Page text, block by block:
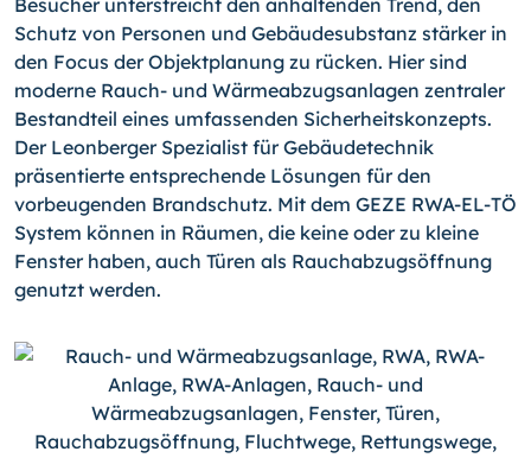
Besucher unterstreicht den anhaltenden Trend, den
Schutz von Personen und Gebäudesubstanz stärker in
den Focus der Objektplanung zu rücken. Hier sind
moderne Rauch- und Wärmeabzugsanlagen zentraler
Bestandteil eines umfassenden Sicherheitskonzepts.
Der Leonberger Spezialist für Gebäudetechnik
präsentierte entsprechende Lösungen für den
vorbeugenden Brandschutz. Mit dem GEZE RWA-EL-TÖ
System können in Räumen, die keine oder zu kleine
Fenster haben, auch Türen als Rauchabzugsöffnung
genutzt werden.